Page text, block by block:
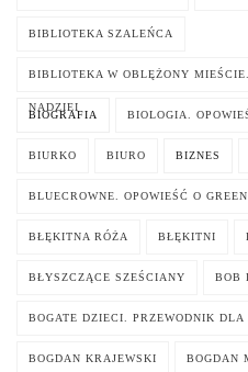
BIBLIOTEKA SZALEŃCA
BIBLIOTEKA W OBLĘŻONY
NADZIEI
BIOGRAFIA BIOLOGIA.
BIURKO BIURO BIZNES
BLUECROWNE. OPOWIEŚĆ O
BŁĘKITNA RÓŻA BŁĘKITNI
BŁYSZCZĄCE SZEŚCIANY BOB
BOGATE DZIECI. PRZEWODNIK DLA
BOGDAN KRAJEWSKI BOGDAN